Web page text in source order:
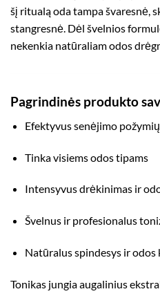
šį ritualą oda tampa švaresnė,
stangresnė. Dėl švelnios
nekenkia natūraliam odos
Pagrindinės produkto
Efektyvus senėjimo
Tinka visiems odos tipams
Intensyvus drėkinimas ir
Švelnus ir profesionalus
Natūralus spindesys ir
Tonikas jungia augalinius